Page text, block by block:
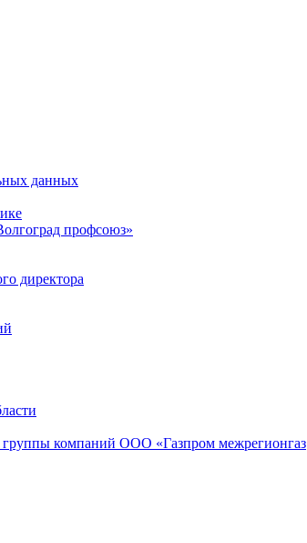
данных
профсоюз»
директора
группы компаний ООО «Газпром межрегионгаз